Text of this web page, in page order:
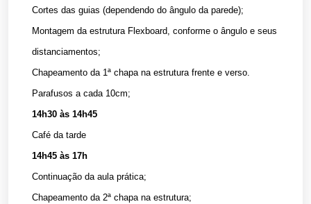
Cortes das guias (dependendo do ângulo da parede);
Montagem da estrutura Flexboard, conforme o ângulo e seus
distanciamentos;
Chapeamento da 1ª chapa na estrutura frente e verso.
Parafusos a cada 10cm;
14h30 às 14h45
Café da tarde
14h45 às 17h
Continuação da aula prática;
Chapeamento da 2ª chapa na estrutura;